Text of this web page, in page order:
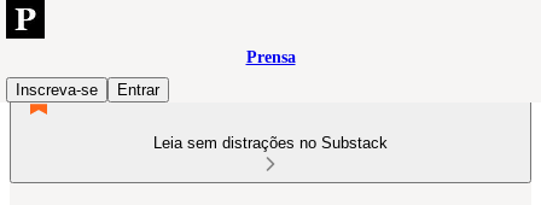
Prensa
Inscreva-se
Entrar
Leia sem distrações no Substack